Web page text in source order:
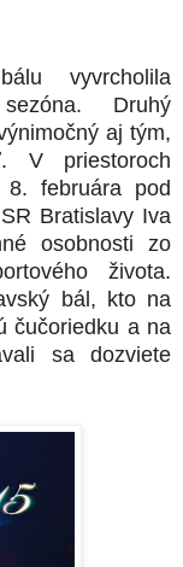
vyvrcholila
Druhý
aj tým,
V priestoroch
februára pod
Bratislavy Iva
osobnosti zo
života.
bál, kto na
čučoriedku a na
sa dozviete